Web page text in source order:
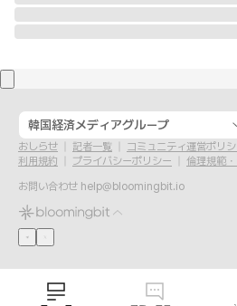
韓国経済メディアグループ
おしらせ 記者一覧
コミュニティ運営ポリ
利用規約
プライバシーポリシー
倫理規範
お問い合わせ help@bloomingbit.io